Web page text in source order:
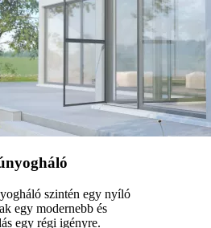
szintén egy nyíló
egy modernebb és
egy régi igényre.